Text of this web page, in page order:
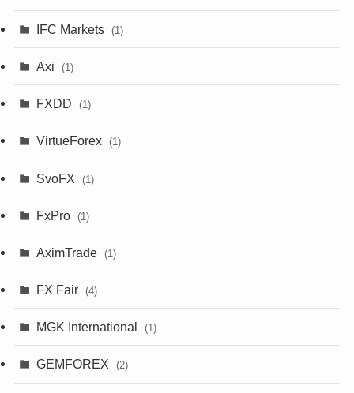
IFC Markets (1)
Axi (1)
FXDD (1)
VirtueForex (1)
SvoFX (1)
FxPro (1)
AximTrade (1)
FX Fair (4)
MGK International (1)
GEMFOREX (2)